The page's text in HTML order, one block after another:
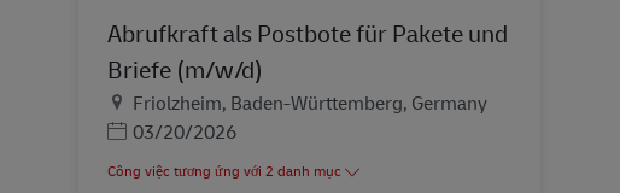
Abrufkraft als Postbote für Pakete und
Briefe (m/w/d)
Địa điểm
Friolzheim, Baden-Württemberg, Germany
Posted Date
03/20/2026
Công việc tương ứng với 2 danh mục